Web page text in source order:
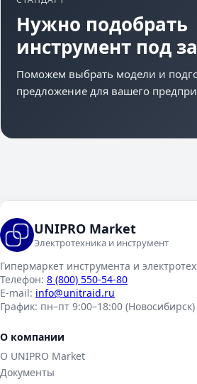
Нужно подобрать
инструмент под
Поможем выбрать модели и
предложение для вашего
UNIPRO Market
Электротехника и инструмент
Гипермаркет инструмента и
Телефон: 8 (800) 550-54-80
E-mail: info@unitraid.ru
График: пн–пт 9:00–18:00 (Новосибирск)
О компании
О UNIPRO Market
Документы